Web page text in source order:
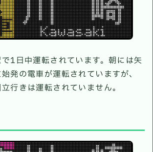
1日中運転されています。朝には矢
発の電車が運転されていますが、
行きは運転されていません。